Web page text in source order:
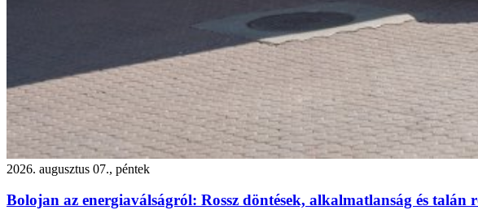
2026. augusztus 07., péntek
Bolojan az energiaválságról: Rossz döntések, alkalmatlanság és talán